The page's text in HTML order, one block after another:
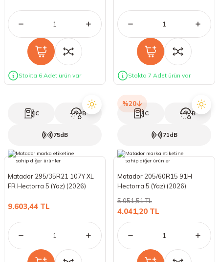
Stokta 6 Adet ürün var Stokta 7 Adet ürün var
C B
75dB
Matador 295/35R21 107Y XL
FR Hectorra 5 (Yaz) (2026)
9.603,44 TL
%20
C B
71dB
Matador 205/60R15 91H
Hectorra 5 (Yaz) (2026)
4.041,20 TL
5.051,51 TL